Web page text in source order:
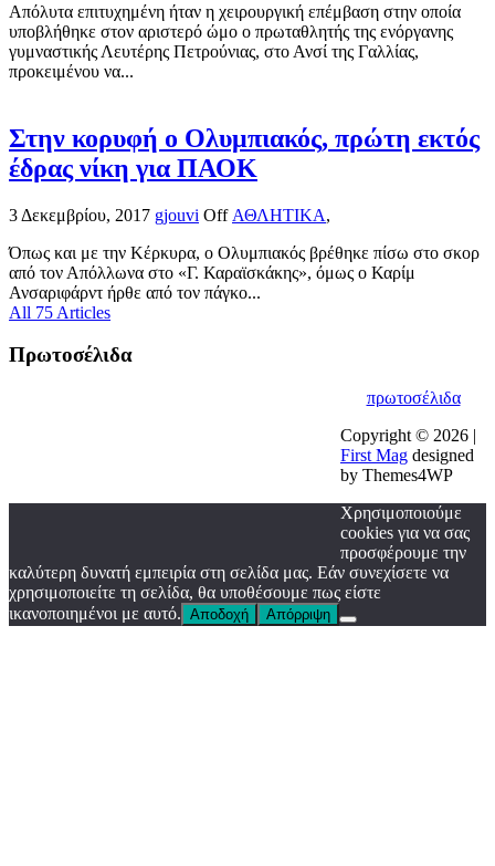
Απόλυτα επιτυχημένη ήταν η χειρουργική επέμβαση στην οποία
υποβλήθηκε στον αριστερό ώμο ο πρωταθλητής της ενόργανης
γυμναστικής Λευτέρης Πετρούνιας, στο Ανσί της Γαλλίας,
προκειμένου να...
Στην κορυφή ο Ολυμπιακός, πρώτη εκτός
έδρας νίκη για ΠΑΟΚ
3 Δεκεμβρίου, 2017 gjouvi Off ΑΘΛΗΤΙΚΑ,
Όπως και με την Κέρκυρα, ο Ολυμπιακός βρέθηκε πίσω στο σκορ
από τον Απόλλωνα στο «Γ. Καραϊσκάκης», όμως ο Καρίμ
Ανσαριφάρντ ήρθε από τον πάγκο...
All 75 Articles
Πρωτοσέλιδα
πρωτοσέλιδα
Copyright © 2026 |
First Mag designed
by Themes4WP
Χρησιμοποιούμε
cookies για να σας
προσφέρουμε την
καλύτερη δυνατή εμπειρία στη σελίδα μας. Εάν συνεχίσετε να
χρησιμοποιείτε τη σελίδα, θα υποθέσουμε πως είστε
ικανοποιημένοι με αυτό. Αποδοχή Απόρριψη